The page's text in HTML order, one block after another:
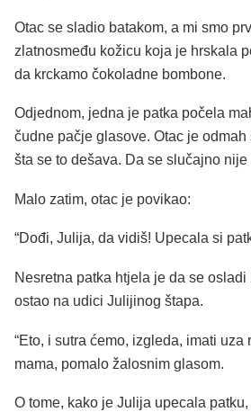
Otac se sladio batakom, a mi smo
zlatnosmeđu kožicu koja je hrskala
da krckamo čokoladne bombone.
Odjednom, jedna je patka počela
čudne pačje glasove. Otac je
šta se to dešava. Da se slučajno
Malo zatim, otac je povikao:
“Dođi, Julija, da vidiš! Upecala si
Nesretna patka htjela je da se
ostao na udici Julijinog štapa.
“Eto, i sutra ćemo, izgleda, imati uza
mama, pomalo žalosnim glasom.
O tome, kako je Julija upecala